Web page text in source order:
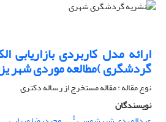
ارائه مدل کاربردی
گردشگری )مطالعه موردی شهر
نوع مقاله : مقاله مستخرج از رساله دکتری
نویسندگان
1